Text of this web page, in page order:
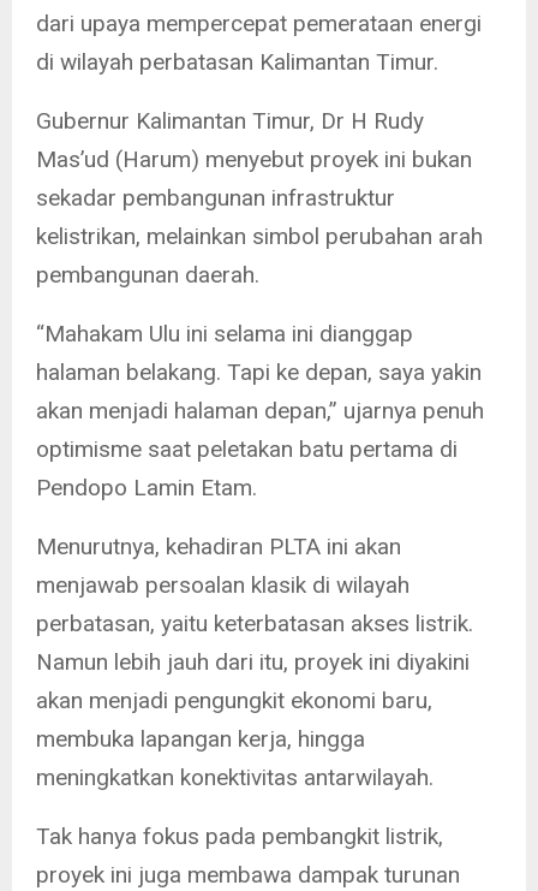
dari upaya mempercepat pemerataan energi
di wilayah perbatasan Kalimantan Timur.
Gubernur Kalimantan Timur, Dr H Rudy
Mas’ud (Harum) menyebut proyek ini bukan
sekadar pembangunan infrastruktur
kelistrikan, melainkan simbol perubahan arah
pembangunan daerah.
“Mahakam Ulu ini selama ini dianggap
halaman belakang. Tapi ke depan, saya yakin
akan menjadi halaman depan,” ujarnya penuh
optimisme saat peletakan batu pertama di
Pendopo Lamin Etam.
Menurutnya, kehadiran PLTA ini akan
menjawab persoalan klasik di wilayah
perbatasan, yaitu keterbatasan akses listrik.
Namun lebih jauh dari itu, proyek ini diyakini
akan menjadi pengungkit ekonomi baru,
membuka lapangan kerja, hingga
meningkatkan konektivitas antarwilayah.
Tak hanya fokus pada pembangkit listrik,
proyek ini juga membawa dampak turunan